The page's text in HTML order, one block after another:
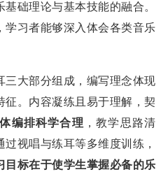
础理论与基本技能的融合。
，学习者能够深入体会各类音乐
三大部分组成，编写理念体现
。内容凝练且易于理解，契
编排科学合理 ，教学思路清
视唱与练耳等多维度训练，
目标在于使学生掌握必备的乐